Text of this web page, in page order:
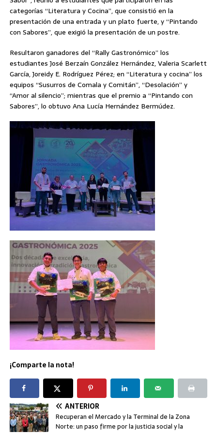
categorías “Literatura y Cocina”, que consistió en la
presentación de una entrada y un plato fuerte, y “Pintando
con Sabores”, que exigió la presentación de un postre.
Resultaron ganadores del “Rally Gastronómico” los
estudiantes José Berzaín González Hernández, Valeria Scarlett
García, Joreidy E. Rodríguez Pérez; en “Literatura y cocina” los
equipos “Susurros de Comala y Comitán”, “Desolación” y
“Amor al silencio”; mientras que el premio a “Pintando con
Sabores”, lo obtuvo Ana Lucía Hernández Bermúdez.
¡Comparte la nota!
ANTERIOR
Recuperan el Mercado y la Terminal de la Zona
Norte: un paso firme por la justicia social y la